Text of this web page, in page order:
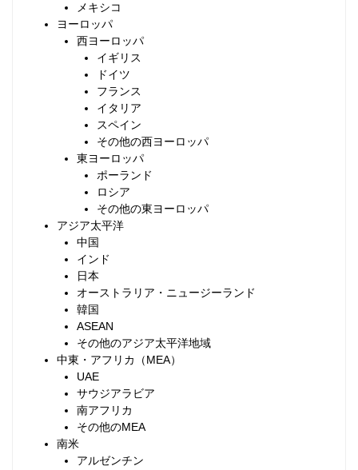
メキシコ
ヨーロッパ
西ヨーロッパ
イギリス
ドイツ
フランス
イタリア
スペイン
その他の西ヨーロッパ
東ヨーロッパ
ポーランド
ロシア
その他の東ヨーロッパ
アジア太平洋
中国
インド
日本
オーストラリア・ニュージーランド
韓国
ASEAN
その他のアジア太平洋地域
中東・アフリカ（MEA）
UAE
サウジアラビア
南アフリカ
その他のMEA
南米
アルゼンチン